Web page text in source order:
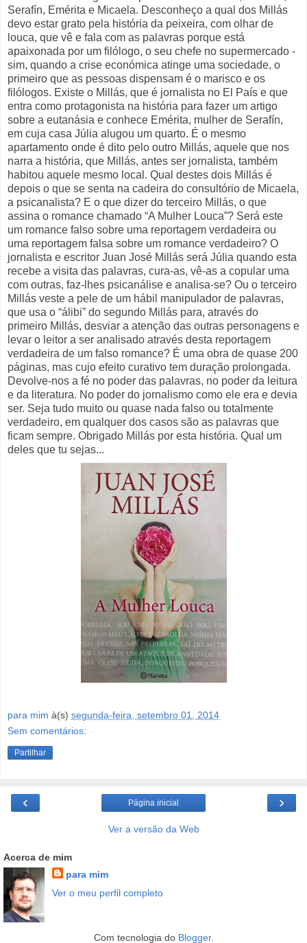
Serafín, Emérita e Micaela. Desconheço a qual dos Millás
devo estar grato pela história da peixeira, com olhar de
louca, que vê e fala com as palavras porque está
apaixonada por um filólogo, o seu chefe no supermercado -
sim, quando a crise económica atinge uma sociedade, o
primeiro que as pessoas dispensam é o marisco e os
filólogos. Existe o Millás, que é jornalista no El País e que
entra como protagonista na história para fazer um artigo
sobre a eutanásia e conhece Emérita, mulher de Serafín,
em cuja casa Júlia alugou um quarto. É o mesmo
apartamento onde é dito pelo outro Millás, aquele que nos
narra a história, que Millás, antes ser jornalista, também
habitou aquele mesmo local. Qual destes dois Millás é
depois o que se senta na cadeira do consultório de Micaela,
a psicanalista? E o que dizer do terceiro Millás, o que
assina o romance chamado “A Mulher Louca”? Será este
um romance falso sobre uma reportagem verdadeira ou
uma reportagem falsa sobre um romance verdadeiro? O
jornalista e escritor Juan José Millás será Júlia quando esta
recebe a visita das palavras, cura-as, vê-as a copular uma
com outras, faz-lhes psicanálise e analisa-se? Ou o terceiro
Millás veste a pele de um hábil manipulador de palavras,
que usa o “álibi” do segundo Millás para, através do
primeiro Millás, desviar a atenção das outras personagens e
levar o leitor a ser analisado através desta reportagem
verdadeira de um falso romance? É uma obra de quase 200
páginas, mas cujo efeito curativo tem duração prolongada.
Devolve-nos a fé no poder das palavras, no poder da leitura
e da literatura. No poder do jornalismo como ele era e devia
ser. Seja tudo muito ou quase nada falso ou totalmente
verdadeiro, em qualquer dos casos são as palavras que
ficam sempre. Obrigado Millás por esta história. Qual um
deles que tu sejas...
para mim à(s) segunda-feira, setembro 01, 2014
Sem comentários:
Partilhar
‹ ›
Página inicial
Ver a versão da Web
Acerca de mim
para mim
Ver o meu perfil completo
Com tecnologia do Blogger.